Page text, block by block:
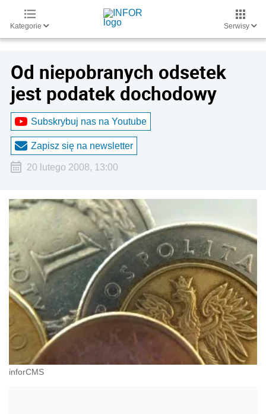
Kategorie Serwisy
Od niepobranych odsetek
jest podatek dochodowy
Subskrybuj nas na Youtube
Zapisz się na newsletter
20 lutego 2008, 13:00
inforCMS